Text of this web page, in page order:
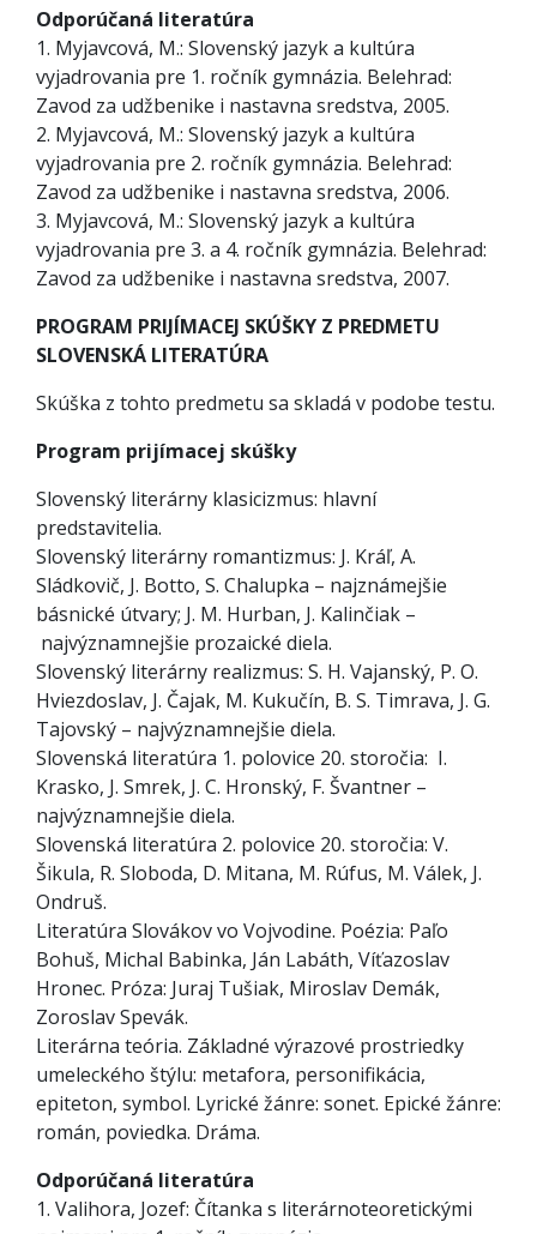
Odporúčaná literatúra
1. Myjavcová, M.: Slovenský jazyk a kultúra
vyjadrovania pre 1. ročník gymnázia. Belehrad:
Zavod za udžbenike i nastavna sredstva, 2005.
2. Myjavcová, M.: Slovenský jazyk a kultúra
vyjadrovania pre 2. ročník gymnázia. Belehrad:
Zavod za udžbenike i nastavna sredstva, 2006.
3. Myjavcová, M.: Slovenský jazyk a kultúra
vyjadrovania pre 3. a 4. ročník gymnázia. Belehrad:
Zavod za udžbenike i nastavna sredstva, 2007.
PROGRAM PRIJÍMACEJ SKÚŠKY Z PREDMETU
SLOVENSKÁ LITERATÚRA
Skúška z tohto predmetu sa skladá v podobe testu.
Program prijímacej skúšky
Slovenský literárny klasicizmus: hlavní
predstavitelia.
Slovenský literárny romantizmus: J. Kráľ, A.
Sládkovič, J. Botto, S. Chalupka – najznámejšie
básnické útvary; J. M. Hurban, J. Kalinčiak –
najvýznamnejšie prozaické diela.
Slovenský literárny realizmus: S. H. Vajanský, P. O.
Hviezdoslav, J. Čajak, M. Kukučín, B. S. Timrava, J. G.
Tajovský – najvýznamnejšie diela.
Slovenská literatúra 1. polovice 20. storočia: I.
Krasko, J. Smrek, J. C. Hronský, F. Švantner –
najvýznamnejšie diela.
Slovenská literatúra 2. polovice 20. storočia: V.
Šikula, R. Sloboda, D. Mitana, M. Rúfus, M. Válek, J.
Ondruš.
Literatúra Slovákov vo Vojvodine. Poézia: Paľo
Bohuš, Michal Babinka, Ján Labáth, Víťazoslav
Hronec. Próza: Juraj Tušiak, Miroslav Demák,
Zoroslav Spevák.
Literárna teória. Základné výrazové prostriedky
umeleckého štýlu: metafora, personifikácia,
epiteton, symbol. Lyrické žánre: sonet. Epické žánre:
román, poviedka. Dráma.
Odporúčaná literatúra
1. Valihora, Jozef: Čítanka s literárnoteoretickými